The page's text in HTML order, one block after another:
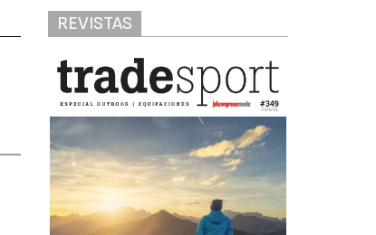
REVISTAS